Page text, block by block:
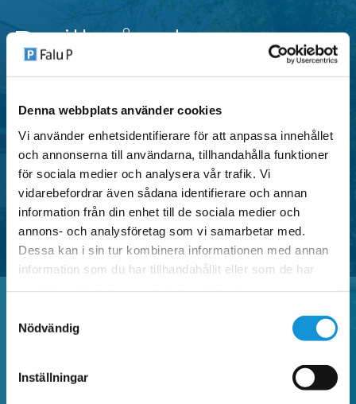
Denna webbplats använder cookies
Vi använder enhetsidentifierare för att anpassa innehållet
och annonserna till användarna, tillhandahålla funktioner
för sociala medier och analysera vår trafik. Vi
vidarebefordrar även sådana identifierare och annan
information från din enhet till de sociala medier och
annons- och analysföretag som vi samarbetar med.
Dessa kan i sin tur kombinera informationen med annan
information som du har tillhandahållit eller som de har
Nödvändig
Inställningar
P-tillstånd
centrala områden i Falun, anpassade för både
privatpersoner och verksamheter.
SE OMRÅDEN MED P-TILLSTÅND
Vanliga frågor